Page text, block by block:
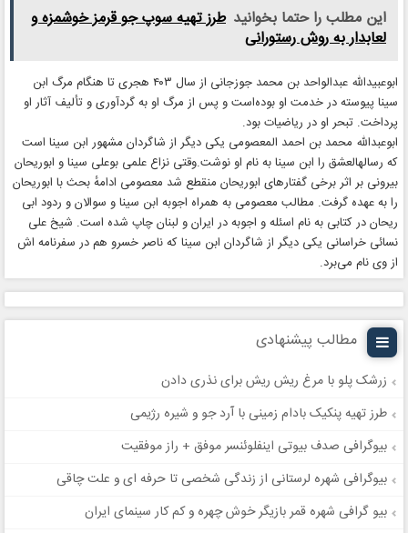
این مطلب را حتما بخوانید طرز تهیه سوپ جو قرمز خوشمزه و
لعابدار به روش رستورانی
ابوعبیدالله عبدالواحد بن محمد جوزجانی از سال ۴۰۳ هجری تا هنگام مرگ ابن
سینا پیوسته در خدمت او بوده‌است و پس از مرگ او به گردآوری و تألیف آثار او
پرداخت. تبحر او در ریاضیات بود.
ابوعبدالله محمد بن احمد المعصومی یکی دیگر از شاگردان مشهور ابن سینا است
که رسالهالعشق را ابن سینا به نام او نوشت.وقتی نزاع علمی بوعلی سینا و ابوریحان
بیرونی بر اثر برخی گفتارهای ابوریحان منقطع شد معصومی ادامهٔ بحث با ابوریحان
را به عهده گرفت. مطالب معصومی به همراه اجوبه ابن سینا و سوالان و ردود ابی
ریحان در کتابی به نام اسئله و اجوبه در ایران و لبنان چاپ شده است. شیخ علی
نسائی خراسانی یکی دیگر از شاگردان ابن سینا که ناصر خسرو هم در سفرنامه اش
از وی نام می‌برد.
مطالب پیشنهادی
زرشک پلو با مرغ ریش ریش برای نذری دادن
طرز تهیه پنکیک بادام زمینی با آرد جو و شیره رژیمی
بیوگرافی صدف بیوتی اینفلوئنسر موفق + راز موفقیت
بیوگرافی شهره لرستانی از زندگی شخصی تا حرفه ای و علت چاقی
بیو گرافی شهره قمر بازیگر خوش چهره و کم کار سینمای ایران